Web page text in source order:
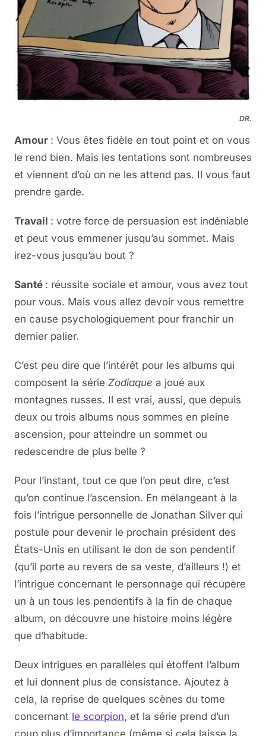
DR.
Amour : Vous êtes fidèle en tout point et on vous
le rend bien. Mais les tentations sont nombreuses
et viennent d’où on ne les attend pas. Il vous faut
prendre garde.
Travail : votre force de persuasion est indéniable
et peut vous emmener jusqu’au sommet. Mais
irez-vous jusqu’au bout ?
Santé : réussite sociale et amour, vous avez tout
pour vous. Mais vous allez devoir vous remettre
en cause psychologiquement pour franchir un
dernier palier.
C’est peu dire que l’intérêt pour les albums qui
composent la série Zodiaque a joué aux
montagnes russes. Il est vrai, aussi, que depuis
deux ou trois albums nous sommes en pleine
ascension, pour atteindre un sommet ou
redescendre de plus belle ?
Pour l’instant, tout ce que l’on peut dire, c’est
qu’on continue l’ascension. En mélangeant à la
fois l’intrigue personnelle de Jonathan Silver qui
postule pour devenir le prochain président des
États-Unis en utilisant le don de son pendentif
(qu’il porte au revers de sa veste, d’ailleurs !) et
l’intrigue concernant le personnage qui récupère
un à un tous les pendentifs à la fin de chaque
album, on découvre une histoire moins légère
que d’habitude.
Deux intrigues en parallèles qui étoffent l’album
et lui donnent plus de consistance. Ajoutez à
cela, la reprise de quelques scènes du tome
concernant le scorpion, et la série prend d’un
coup plus d’importance (même si cela laisse la